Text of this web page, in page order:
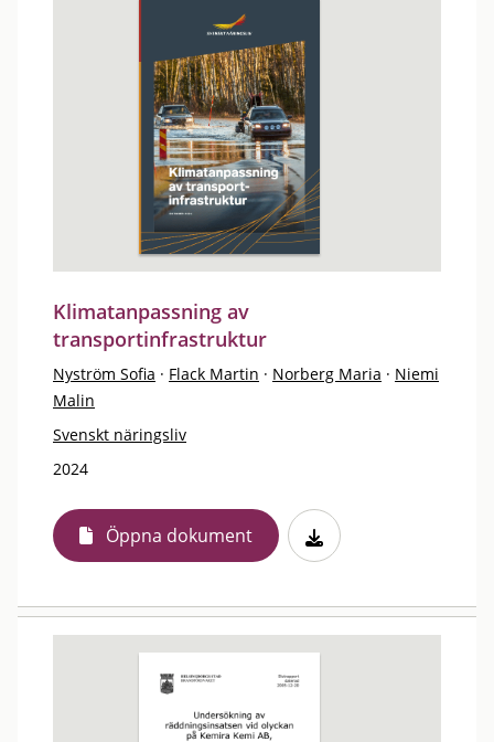
Klimatanpassning av
transportinfrastruktur
Nyström Sofia · Flack Martin · Norberg Maria · Niemi
Malin
Svenskt näringsliv
2024
Öppna dokument